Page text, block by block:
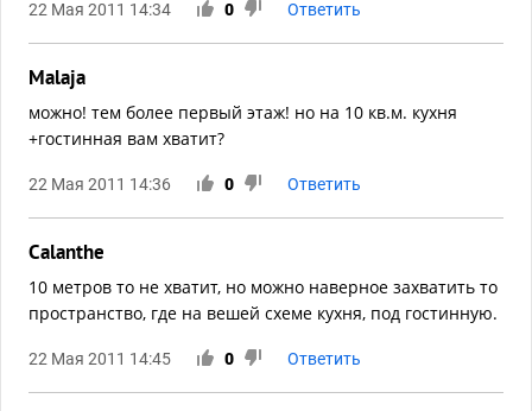
22 Мая 2011 14:34 0 Ответить
Malaja
можно! тем более первый этаж! но на 10 кв.м. кухня
+гостинная вам хватит?
22 Мая 2011 14:36 0 Ответить
Calanthe
10 метров то не хватит, но можно наверное захватить то
пространство, где на вешей схеме кухня, под гостинную.
22 Мая 2011 14:45 0 Ответить